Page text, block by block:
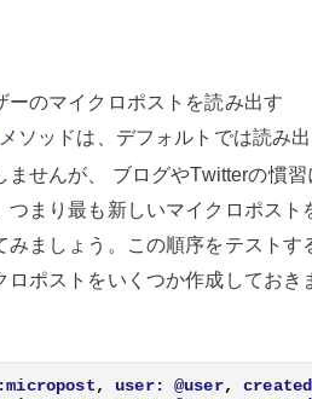
ーのマイクロポストを読み出す
メソッドは、デフォルトでは読み
ませんが、 ブログやTwitterの慣習
つまり最も新しいマイクロポスト
みましょう。この順序をテストす
ロポストをいくつか作成しておき
:micropost, user: @user,